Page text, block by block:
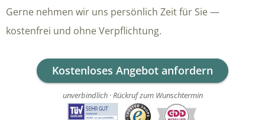
Gerne nehmen wir uns persönlich Zeit für Sie —
kostenfrei und ohne Verpflichtung.
Kostenloses Angebot anfordern
unverbindlich · Rückruf zum Wunschtermin